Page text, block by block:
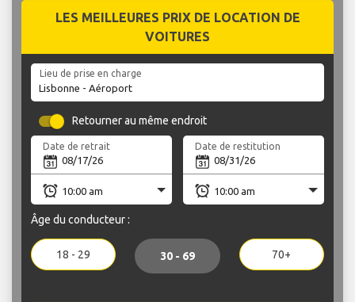
LES MEILLEURES PRIX DE LOCATION DE
VOITURES
Lieu de prise en charge
Retourner au même endroit
Date de retrait Date de restitution
Âge du conducteur :
18 - 29 30 - 69 70+